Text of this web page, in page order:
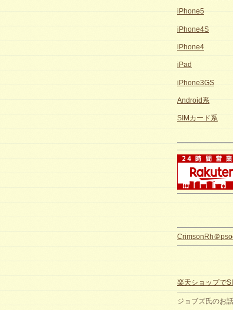
iPhone5
iPhone4S
iPhone4
iPad
iPhone3GS
Android系
SIMカード系
CrimsonRh＠
楽天ショップで
ジョブズ氏のお